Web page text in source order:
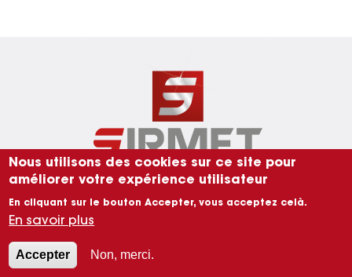
Menu Pied de page
Nous contacter
Mentions légales
Nous utilisons des cookies sur ce site pour
améliorer votre expérience utilisateur
En cliquant sur le bouton Accepter, vous acceptez celà.
En savoir plus
Accepter Non, merci.